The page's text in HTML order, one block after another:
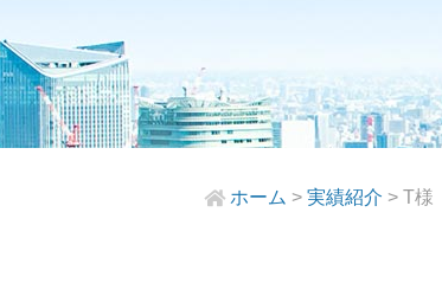
ホーム >実績紹介 >T様